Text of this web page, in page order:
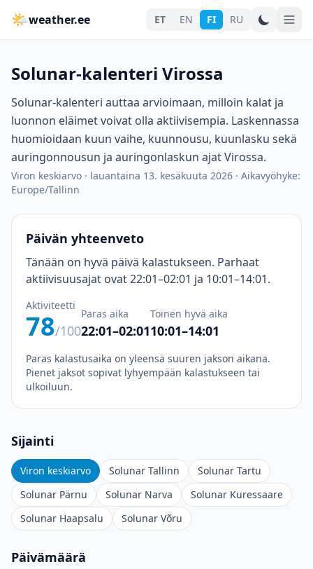
🌤weather.ee ET EN FI RU
Solunar-kalenteri Virossa
Solunar-kalenteri auttaa arvioimaan, milloin kalat ja
luonnon eläimet voivat olla aktiivisempia. Laskennassa
huomioidaan kuun vaihe, kuunnousu, kuunlasku sekä
auringonnousun ja auringonlaskun ajat Virossa.
Viron keskiarvo · lauantaina 13. kesäkuuta 2026 · Aikavyöhyke:
Europe/Tallinn
Päivän yhteenveto
Tänään on hyvä päivä kalastukseen. Parhaat
aktiivisuusajat ovat 22:01–02:01 ja 10:01–14:01.
Aktiviteetti
78/100
Paras aika
22:01–02:01
Toinen hyvä aika
10:01–14:01
Paras kalastusaika on yleensä suuren jakson aikana.
Pienet jaksot sopivat lyhyempään kalastukseen tai
ulkoiluun.
Sijainti
Viron keskiarvo Solunar Tallinn
Solunar Tartu
Solunar Pärnu
Solunar Narva
Solunar Kuressaare
Solunar Haapsalu
Solunar Võru
Päivämäärä